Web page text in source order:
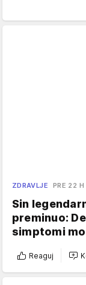
ZDRAVLJE PRE 22 H
Sin
preminuo:
simptomi
Reaguj